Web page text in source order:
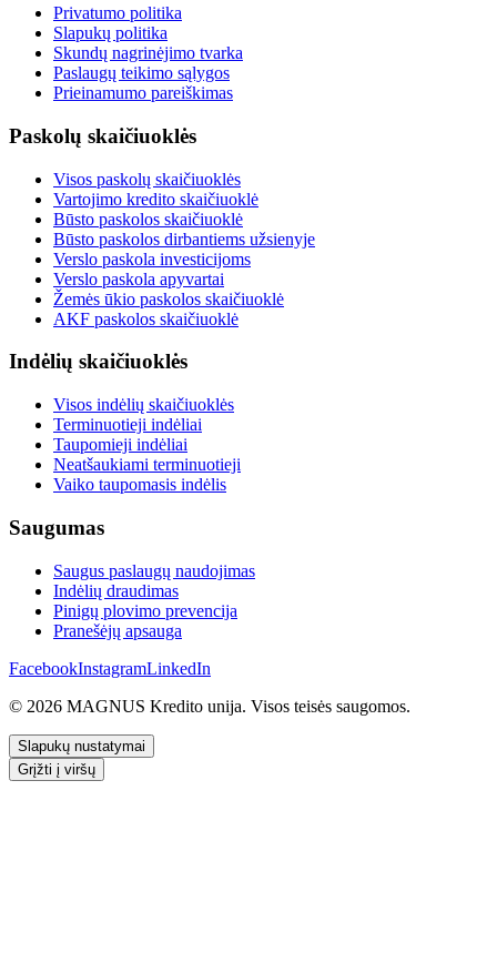
Privatumo politika
Slapukų politika
Skundų nagrinėjimo tvarka
Paslaugų teikimo sąlygos
Prieinamumo pareiškimas
Paskolų skaičiuoklės
Visos paskolų skaičiuoklės
Vartojimo kredito skaičiuoklė
Būsto paskolos skaičiuoklė
Būsto paskolos dirbantiems užsienyje
Verslo paskola investicijoms
Verslo paskola apyvartai
Žemės ūkio paskolos skaičiuoklė
AKF paskolos skaičiuoklė
Indėlių skaičiuoklės
Visos indėlių skaičiuoklės
Terminuotieji indėliai
Taupomieji indėliai
Neatšaukiami terminuotieji
Vaiko taupomasis indėlis
Saugumas
Saugus paslaugų naudojimas
Indėlių draudimas
Pinigų plovimo prevencija
Pranešėjų apsauga
FacebookInstagramLinkedIn
© 2026 MAGNUS Kredito unija. Visos teisės saugomos.
Slapukų nustatymai
Grįžti į viršų